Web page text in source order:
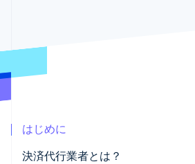
不正防止
Identity
オンライン本人確認
はじめに
決済代行業者とは？